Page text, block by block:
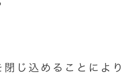
じ込めることにより